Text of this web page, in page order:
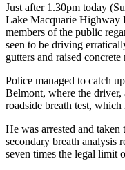
Just after 1.30pm today
Lake Macquarie Highway
members of the public
seen to be driving
gutters and raised concrete
Police managed to catch
Belmont, where the driver,
roadside breath test,
He was arrested and
secondary breath analysis
seven times the legal limit